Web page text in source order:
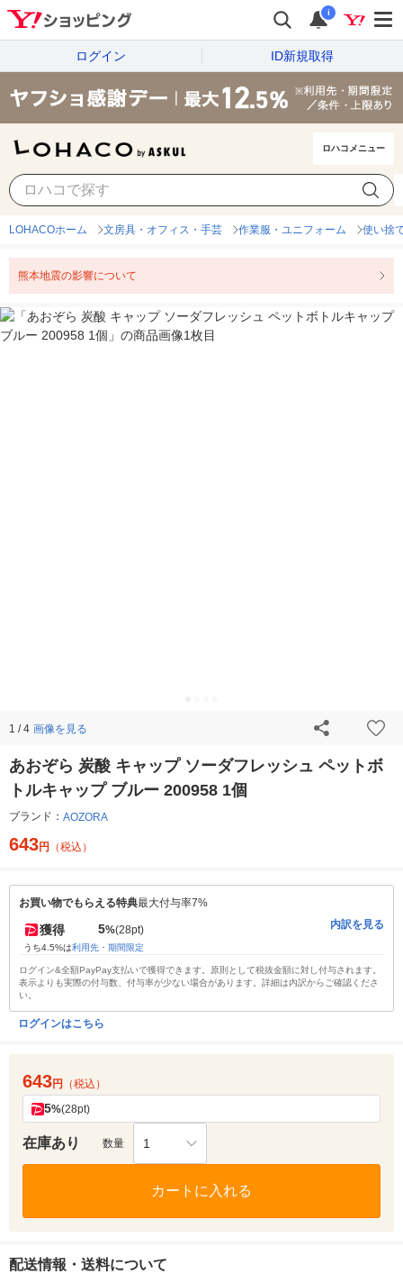
i
ログイン ID新規取得
ロハコメニュー
LOHACOホーム 文房具・オフィス・手芸 作業服・ユニフォーム 使い捨
熊本地震の影響について
1 / 4 画像を見る
あおぞら 炭酸 キャップ ソーダフレッシュ ペットボ
トルキャップ ブルー 200958 1個
ブランド： AOZORA
643円 （税込）
お買い物でもらえる特典最大付与率7%
獲得 5%(28pt)
うち4.5%は利用先・期間限定
内訳を見る
ログイン&全額PayPay支払いで獲得できます。原則として税抜金額に対し付与されます。
表示よりも実際の付与数、付与率が少ない場合があります。詳細は内訳からご確認くださ
い。
ログインはこちら
643円 （税込）
5%(28pt)
在庫あり 数量 1
カートに入れる
配送情報・送料について